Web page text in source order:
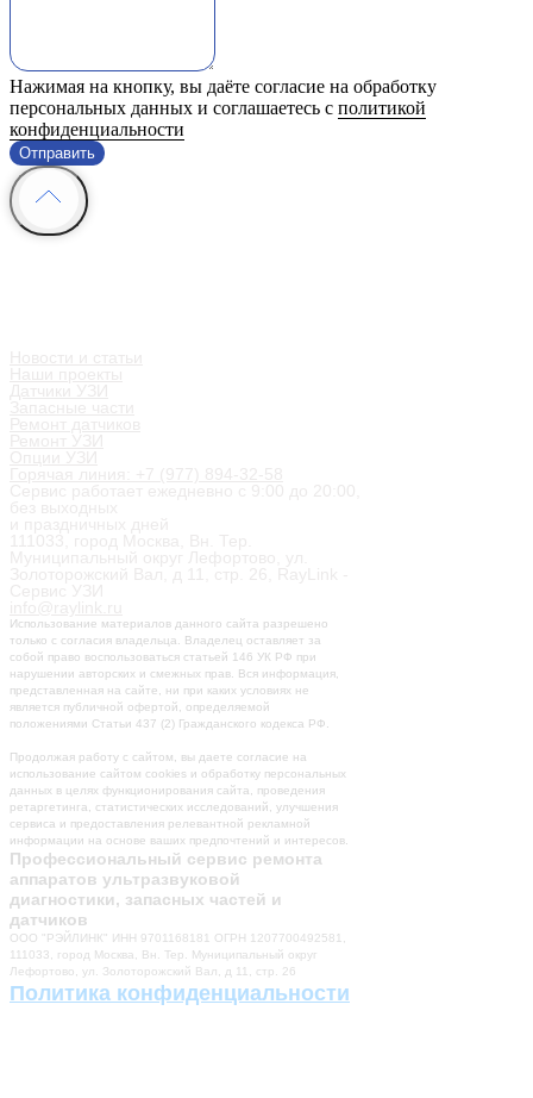
Использование материалов данного сайта разрешено
только с согласия владельца. Владелец оставляет за
собой право воспользоваться статьей 146 УК РФ при
нарушении авторских и смежных прав. Вся информация,
представленная на сайте, ни при каких условиях не
является публичной офертой, определяемой
положениями Статьи 437 (2) Гражданского кодекса РФ.
Продолжая работу с сайтом, вы даете согласие на
использование сайтом cookies и обработку персональных
данных в целях функционирования сайта, проведения
ретаргетинга, статистических исследований, улучшения
сервиса и предоставления релевантной рекламной
информации на основе ваших предпочтений и интересов.
Профессиональный сервис ремонта
аппаратов ультразвуковой
диагностики, запасных частей и
датчиков
ООО "РЭЙЛИНК" ИНН 9701168181 ОГРН 1207700492581,
111033, город Москва, Вн. Тер. Муниципальный округ
Лефортово, ул. Золоторожский Вал, д 11, стр. 26
Политика конфиденциальности
Нажимая на кнопку, вы даёте согласие на обработку
персональных данных и соглашаетесь с политикой
конфиденциальности
Отправить